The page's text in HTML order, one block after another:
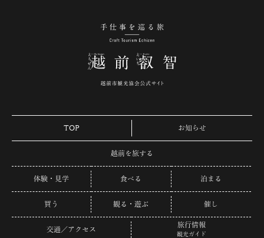
TOP お知らせ
越前を旅する
体験・見学 食べる 泊まる
買う 観る・遊ぶ 催し
交通／アクセス
旅行情報
観光ガイド